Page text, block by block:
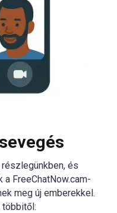
és
FreeChatNow.cam-
meg új emberekkel.
többitől: